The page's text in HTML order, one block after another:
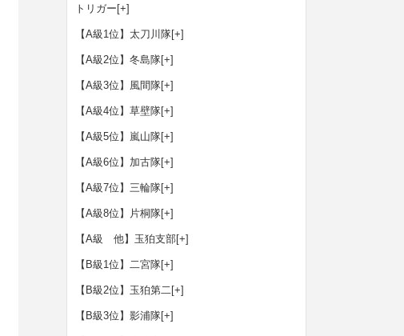
トリガー [+]
【A級1位】太刀川隊[+]
【A級2位】冬島隊[+]
【A級3位】風間隊[+]
【A級4位】草壁隊[+]
【A級5位】嵐山隊[+]
【A級6位】加古隊[+]
【A級7位】三輪隊[+]
【A級8位】片桐隊[+]
【A級 他】玉狛支部[+]
【B級1位】二宮隊[+]
【B級2位】玉狛第二[+]
【B級3位】影浦隊[+]